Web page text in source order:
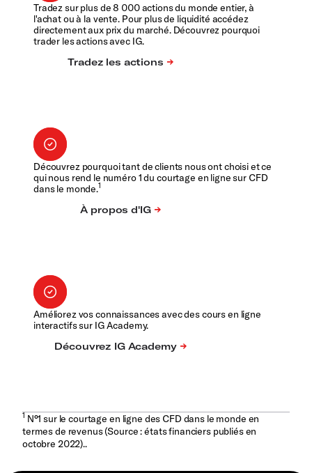
Tradez sur plus de 8 000 actions du monde entier, à
l'achat ou à la vente. Pour plus de liquidité accédez
directement aux prix du marché. Découvrez pourquoi
trader les actions avec IG.
Découvrez pourquoi tant de clients nous ont choisi et ce
qui nous rend le numéro 1 du courtage en ligne sur CFD
dans le monde.1
Améliorez vos connaissances avec des cours en ligne
interactifs sur IG Academy.
1N°1 sur le courtage en ligne des CFD dans le monde en
termes de revenus (Source : états financiers publiés en
octobre 2022)..